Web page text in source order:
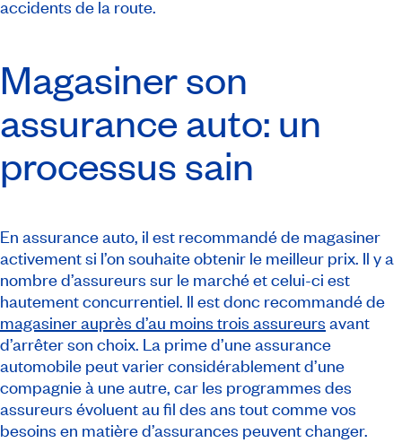
accidents de la route.
Magasiner son
assurance auto: un
processus sain
En assurance auto, il est recommandé de magasiner
activement si l’on souhaite obtenir le meilleur prix. Il y a
nombre d’assureurs sur le marché et celui-ci est
hautement concurrentiel. Il est donc recommandé de
magasiner auprès d’au moins trois assureurs avant
d’arrêter son choix. La prime d’une assurance
automobile peut varier considérablement d’une
compagnie à une autre, car les programmes des
assureurs évoluent au fil des ans tout comme vos
besoins en matière d’assurances peuvent changer.